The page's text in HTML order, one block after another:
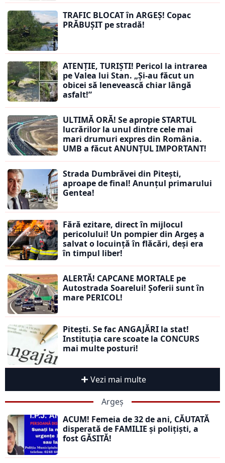
TRAFIC BLOCAT în ARGEȘ! Copac
PRĂBUȘIT pe stradă!
ATENȚIE, TURIȘTI! Pericol la intrarea
pe Valea lui Stan. „Și-au făcut un
obicei să lenevească chiar lângă
asfalt!”
ULTIMĂ ORĂ! Se apropie STARTUL
lucrărilor la unul dintre cele mai
mari drumuri expres din România.
UMB a făcut ANUNȚUL IMPORTANT!
Strada Dumbrăvei din Pitești,
aproape de final! Anunțul primarului
Gentea!
Fără ezitare, direct în mijlocul
pericolului! Un pompier din Argeș a
salvat o locuință în flăcări, deși era
în timpul liber!
ALERTĂ! CAPCANE MORTALE pe
Autostrada Soarelui! Șoferii sunt în
mare PERICOL!
Pitești. Se fac ANGAJĂRI la stat!
Instituția care scoate la CONCURS
mai multe posturi!
Vezi mai multe
Argeș
ACUM! Femeia de 32 de ani, CĂUTATĂ
disperată de FAMILIE și polițiști, a
fost GĂSITĂ!